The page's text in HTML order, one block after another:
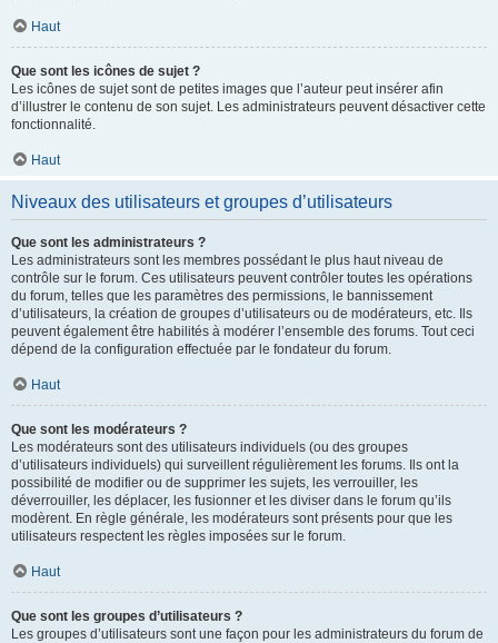
Haut
Que sont les icônes de sujet ?
Les icônes de sujet sont de petites images que l’auteur peut insérer afin
d’illustrer le contenu de son sujet. Les administrateurs peuvent désactiver cette
fonctionnalité.
Haut
Niveaux des utilisateurs et groupes d’utilisateurs
Que sont les administrateurs ?
Les administrateurs sont les membres possédant le plus haut niveau de
contrôle sur le forum. Ces utilisateurs peuvent contrôler toutes les opérations
du forum, telles que les paramètres des permissions, le bannissement
d’utilisateurs, la création de groupes d’utilisateurs ou de modérateurs, etc. Ils
peuvent également être habilités à modérer l’ensemble des forums. Tout ceci
dépend de la configuration effectuée par le fondateur du forum.
Haut
Que sont les modérateurs ?
Les modérateurs sont des utilisateurs individuels (ou des groupes
d’utilisateurs individuels) qui surveillent régulièrement les forums. Ils ont la
possibilité de modifier ou de supprimer les sujets, les verrouiller, les
déverrouiller, les déplacer, les fusionner et les diviser dans le forum qu’ils
modèrent. En règle générale, les modérateurs sont présents pour que les
utilisateurs respectent les règles imposées sur le forum.
Haut
Que sont les groupes d’utilisateurs ?
Les groupes d’utilisateurs sont une façon pour les administrateurs du forum de